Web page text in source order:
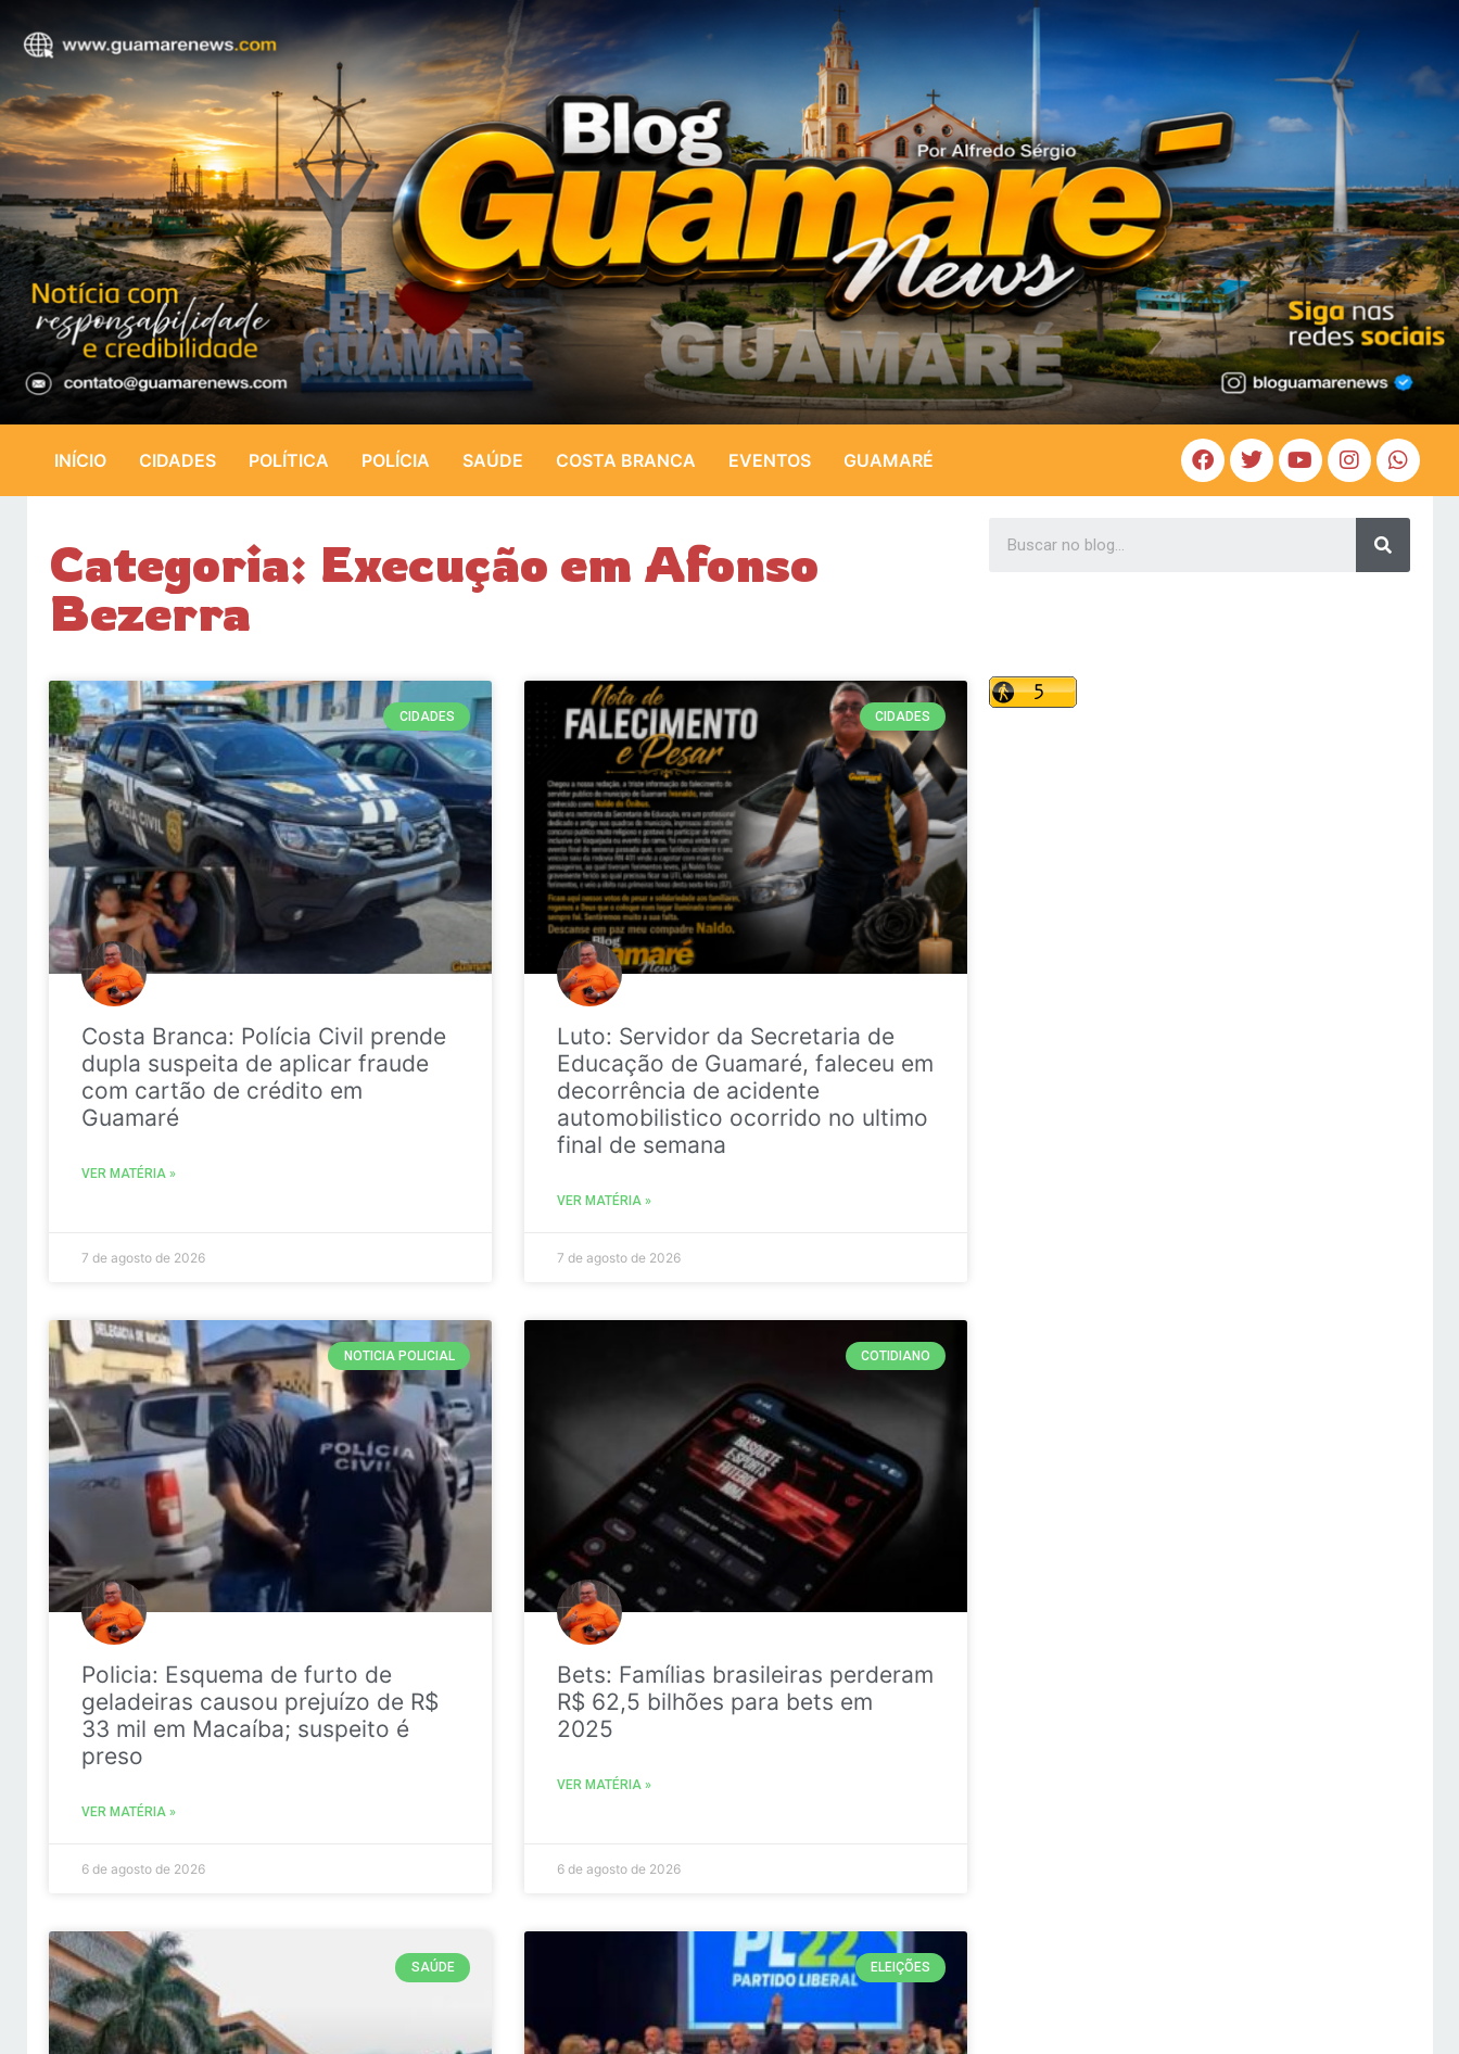
INÍCIO CIDADES POLÍTICA POLÍCIA SAÚDE COSTA BRANCA EVENTOS GUAMARÉ
Categoria: Execução em Afonso
Bezerra
CIDADES
Costa Branca: Polícia Civil prende
dupla suspeita de aplicar fraude
com cartão de crédito em
Guamaré
VER MATÉRIA »
7 de agosto de 2026
CIDADES
Luto: Servidor da Secretaria de
Educação de Guamaré, faleceu em
decorrência de acidente
automobilistico ocorrido no ultimo
final de semana
VER MATÉRIA »
7 de agosto de 2026
NOTICIA POLICIAL
Policia: Esquema de furto de
geladeiras causou prejuízo de R$
33 mil em Macaíba; suspeito é
preso
VER MATÉRIA »
6 de agosto de 2026
COTIDIANO
Bets: Famílias brasileiras perderam
R$ 62,5 bilhões para bets em
2025
VER MATÉRIA »
6 de agosto de 2026
SAÚDE ELEIÇÕES